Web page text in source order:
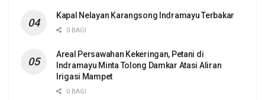
Kapal Nelayan Karangsong Indramayu Terbakar
0 BAGI
Areal Persawahan Kekeringan, Petani di
Indramayu Minta Tolong Damkar Atasi Aliran
Irigasi Mampet
0 BAGI